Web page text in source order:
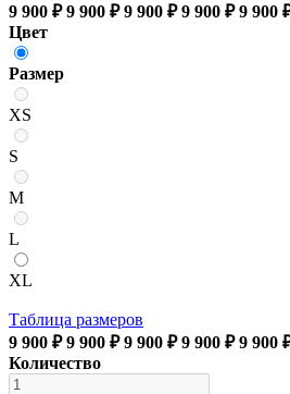
9 900 ₽ 9 900 ₽ 9 900 ₽ 9 900 ₽ 9 900
Цвет
Размер
XS
S
M
L
XL
Таблица размеров
9 900 ₽ 9 900 ₽ 9 900 ₽ 9 900 ₽ 9 900
Количество